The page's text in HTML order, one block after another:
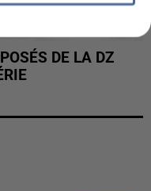
DE LA DZ